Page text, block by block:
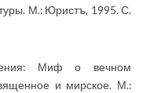
М.: Юристъ, 1995. С.
Миф о вечном
и мирское. М.: